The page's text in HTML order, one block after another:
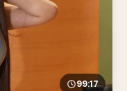
99:17